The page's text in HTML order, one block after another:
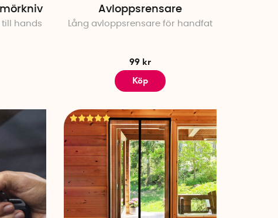
och göra dina dagliga
minskar din matlagningstid till
vi allt du behöver för en enklare
utvalda för att möta behoven
för att maximera din komfort och
hands
Avloppsrensare
Lång avloppsrensare för handfat
99 kr
Köp